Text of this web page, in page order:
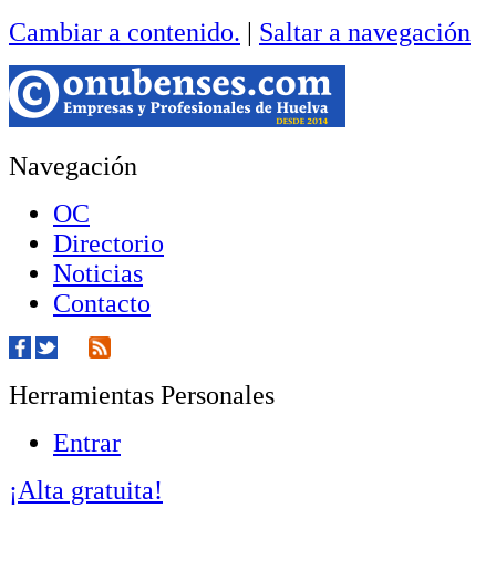
Cambiar a contenido. | Saltar a navegación
Navegación
OC
Directorio
Noticias
Contacto
Herramientas Personales
Entrar
¡Alta gratuita!